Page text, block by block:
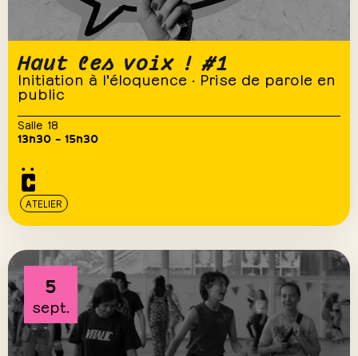
Haut les voix ! #1
Initiation à l'éloquence · Prise de parole en
public
Salle 18
13h30 – 15h30
ATELIER
5
sept.